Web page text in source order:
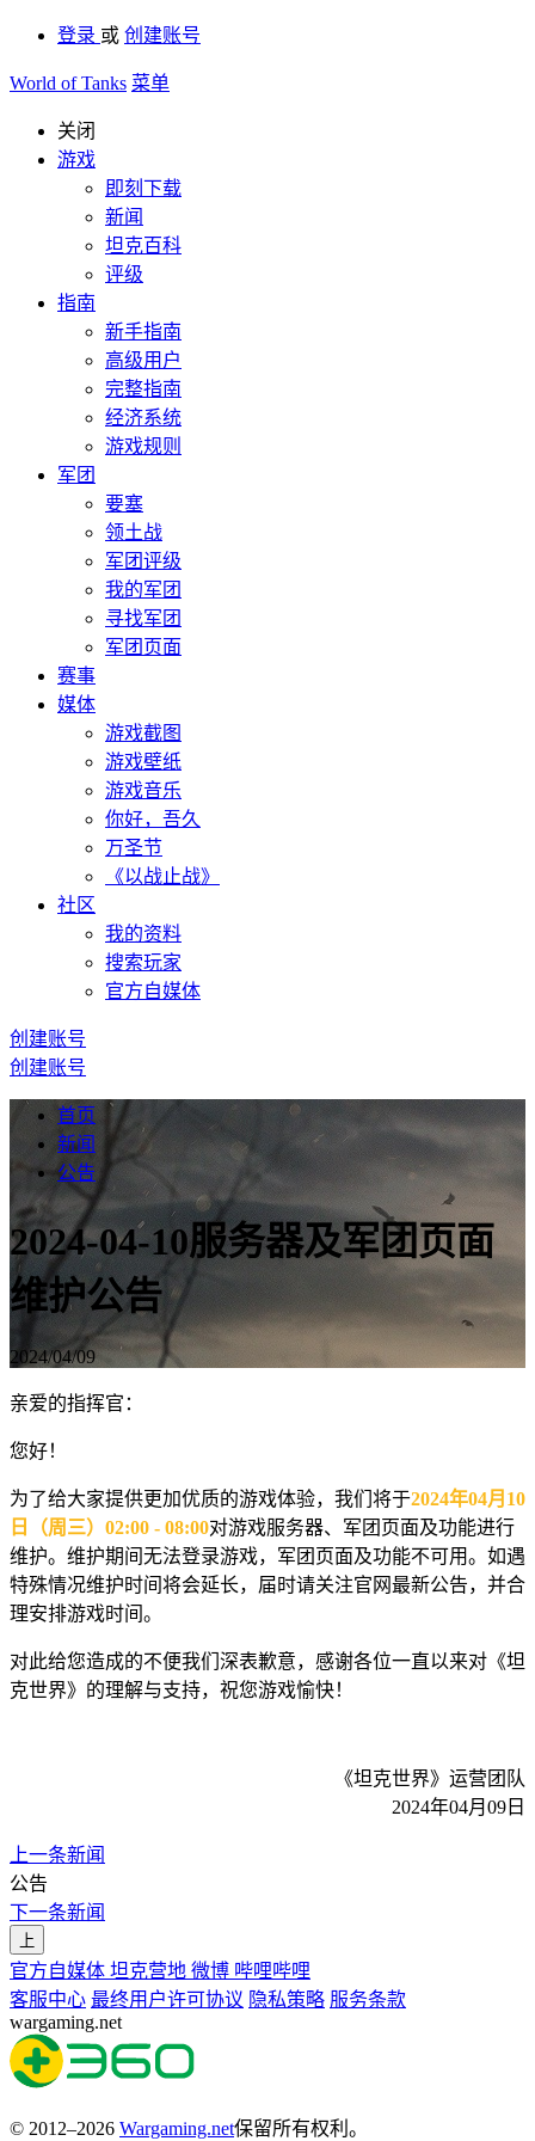
登录 或 创建账号
World of Tanks 菜单
关闭
游戏
即刻下载
新闻
坦克百科
评级
指南
新手指南
高级用户
完整指南
经济系统
游戏规则
军团
要塞
领土战
军团评级
我的军团
寻找军团
军团页面
赛事
媒体
游戏截图
游戏壁纸
游戏音乐
你好，吾久
万圣节
《以战止战》
社区
我的资料
搜索玩家
官方自媒体
创建账号
创建账号
首页
新闻
公告
2024-04-10服务器及军团页面
维护公告
2024/04/09
亲爱的指挥官：
您好！
为了给大家提供更加优质的游戏体验，我们将于2024年04月10
日（周三）02:00 - 08:00对游戏服务器、军团页面及功能进行
维护。维护期间无法登录游戏，军团页面及功能不可用。如遇
特殊情况维护时间将会延长，届时请关注官网最新公告，并合
理安排游戏时间。
对此给您造成的不便我们深表歉意，感谢各位一直以来对《坦
克世界》的理解与支持，祝您游戏愉快！
《坦克世界》运营团队
2024年04月09日
上一条新闻
公告
下一条新闻
上
官方自媒体 坦克营地 微博 哔哩哔哩
客服中心 最终用户许可协议 隐私策略 服务条款
wargaming.net
© 2012–2026 Wargaming.net保留所有权利。